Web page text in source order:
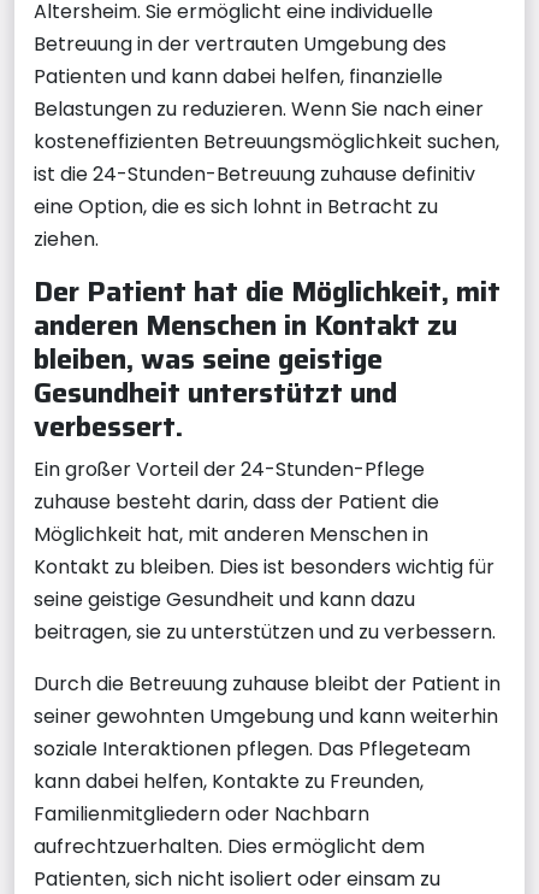
Altersheim. Sie ermöglicht eine individuelle
Betreuung in der vertrauten Umgebung des
Patienten und kann dabei helfen, finanzielle
Belastungen zu reduzieren. Wenn Sie nach einer
kosteneffizienten Betreuungsmöglichkeit suchen,
ist die 24-Stunden-Betreuung zuhause definitiv
eine Option, die es sich lohnt in Betracht zu
ziehen.
Der Patient hat die Möglichkeit, mit
anderen Menschen in Kontakt zu
bleiben, was seine geistige
Gesundheit unterstützt und
verbessert.
Ein großer Vorteil der 24-Stunden-Pflege
zuhause besteht darin, dass der Patient die
Möglichkeit hat, mit anderen Menschen in
Kontakt zu bleiben. Dies ist besonders wichtig für
seine geistige Gesundheit und kann dazu
beitragen, sie zu unterstützen und zu verbessern.
Durch die Betreuung zuhause bleibt der Patient in
seiner gewohnten Umgebung und kann weiterhin
soziale Interaktionen pflegen. Das Pflegeteam
kann dabei helfen, Kontakte zu Freunden,
Familienmitgliedern oder Nachbarn
aufrechtzuerhalten. Dies ermöglicht dem
Patienten, sich nicht isoliert oder einsam zu